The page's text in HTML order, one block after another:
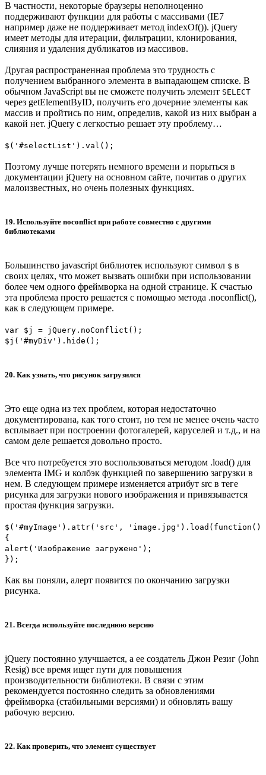
В частности, некоторые браузеры неполноценно
поддерживают функции для работы с массивами (IE7
например даже не поддерживает метод indexOf()). jQuery
имеет методы для итерации, фильтрации, клонирования,
слияния и удаления дубликатов из массивов.
Другая распространенная проблема это трудность с
получением выбранного элемента в выпадающем списке. В
обычном JavaScript вы не сможете получить элемент SELECT
через getElementByID, получить его дочерние элементы как
массив и пройтись по ним, определив, какой из них выбран а
какой нет. jQuery с легкостью решает эту проблему…
$('#selectList').val();
Поэтому лучше потерять немного времени и порыться в
документации jQuery на основном сайте, почитав о других
малоизвестных, но очень полезных функциях.
19. Используйте noconflict при работе совместно с другими
библиотеками
Большинство javascript библиотек используют символ $ в
своих целях, что может вызвать ошибки при использовании
более чем одного фреймворка на одной странице. К счастью
эта проблема просто решается с помощью метода .noconflict(),
как в следующем примере.
var $j = jQuery.noConflict();
$j('#myDiv').hide();
20. Как узнать, что рисунок загрузился
Это еще одна из тех проблем, которая недостаточно
документирована, как того стоит, но тем не менее очень часто
всплывает при построении фотогалерей, каруселей и т.д., и на
самом деле решается довольно просто.
Все что потребуется это воспользоваться методом .load() для
элемента IMG и колбэк функцией по завершению загрузки в
нем. В следующем примере изменяется атрибут src в теге
рисунка для загрузки нового изображения и привязывается
простая функция загрузки.
$('#myImage').attr('src', 'image.jpg').load(function()
{
alert('Изображение загружено');
});
Как вы поняли, алерт появится по окончанию загрузки
рисунка.
21. Всегда используйте последнюю версию
jQuery постоянно улучшается, а ее создатель Джон Резиг (John
Resig) все время ищет пути для повышения
производительности библиотеки. В связи с этим
рекомендуется постоянно следить за обновлениями
фреймворка (стабильными версиями) и обновлять вашу
рабочую версию.
22. Как проверить, что элемент существует